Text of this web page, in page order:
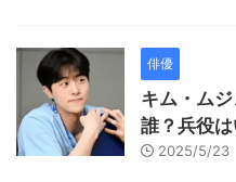
俳優
キム・ム
誰？兵役は
2025/5/23